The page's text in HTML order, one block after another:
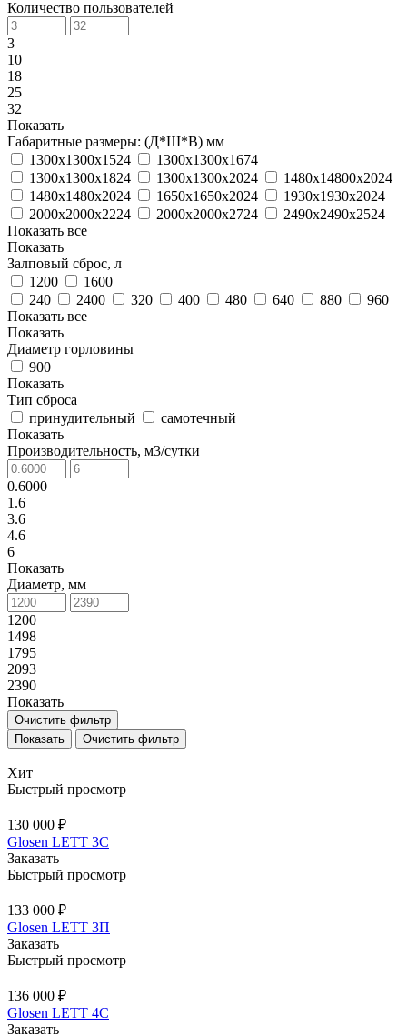
Количество пользователей
3
10
18
25
32
Показать
Габаритные размеры: (Д*Ш*В) мм
1300х1300х1524
1300х1300х1674
1300х1300х1824
1300х1300х2024
1480х14800х2024
1480х1480х2024
1650х1650х2024
1930х1930х2024
2000х2000х2224
2000х2000х2724
2490х2490х2524
Показать все
Показать
Залповый сброс, л
1200
1600
240
2400 320 400 480 640 880
960
Показать все
Показать
Диаметр горловины
900
Показать
Тип сброса
принудительный
самотечный
Показать
Производительность, м3/сутки
0.6000
1.6
3.6
4.6
6
Показать
Диаметр, мм
1200
1498
1795
2093
2390
Показать
Очистить фильтр
Очистить фильтр
Хит
Быстрый просмотр
130 000 ₽
Glosen LETT 3С
Заказать
Быстрый просмотр
133 000 ₽
Glosen LETT 3П
Заказать
Быстрый просмотр
136 000 ₽
Glosen LETT 4С
Заказать